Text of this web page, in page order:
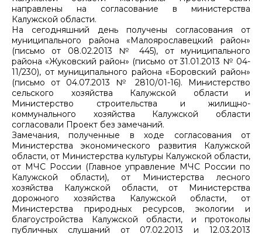
направлены на согласование в министерства
Калужской области.
На сегодняшний день получены согласования от
муниципального района «Малоярославецкий район»
(письмо от 08.02.2013 № 445), от муниципального
района «Жуковский район» (письмо от 31.01.2013 № 04-
11/230), от муниципального района «Боровский район»
(письмо от 04.07.2013 № 2810/01-16). Министерство
сельского хозяйства Калужской области и
Министерство строительства и жилищно-
коммунального хозяйства Калужской области
согласовали Проект без замечаний.
Замечания, полученные в ходе согласования от
Министерства экономического развития Калужской
области, от Министерства культуры Калужской области,
от МЧС России (Главное управление МЧС России по
Калужской области), от Министерства лесного
хозяйства Калужской области, от Министерства
дорожного хозяйства Калужской области, от
Министерства природных ресурсов, экологии и
благоустройства Калужской области, и протоколы
публичных слушаний от 07.02.2013 и 12.03.2013